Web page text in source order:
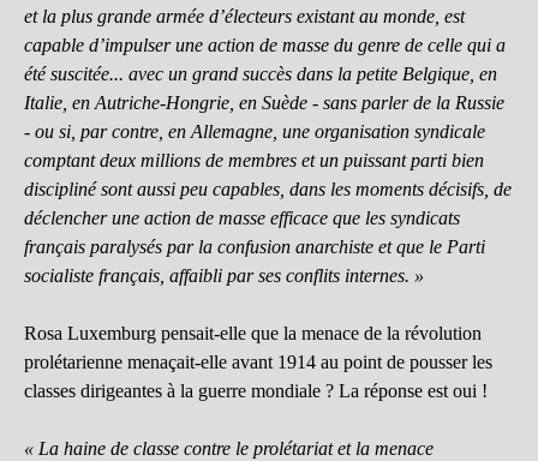
et la plus grande armée d’électeurs existant au monde, est
capable d’impulser une action de masse du genre de celle qui a
été suscitée... avec un grand succès dans la petite Belgique, en
Italie, en Autriche-Hongrie, en Suède - sans parler de la Russie
- ou si, par contre, en Allemagne, une organisation syndicale
comptant deux millions de membres et un puissant parti bien
discipliné sont aussi peu capables, dans les moments décisifs, de
déclencher une action de masse efficace que les syndicats
français paralysés par la confusion anarchiste et que le Parti
socialiste français, affaibli par ses conflits internes. »
Rosa Luxemburg pensait-elle que la menace de la révolution
prolétarienne menaçait-elle avant 1914 au point de pousser les
classes dirigeantes à la guerre mondiale ? La réponse est oui !
« La haine de classe contre le prolétariat et la menace